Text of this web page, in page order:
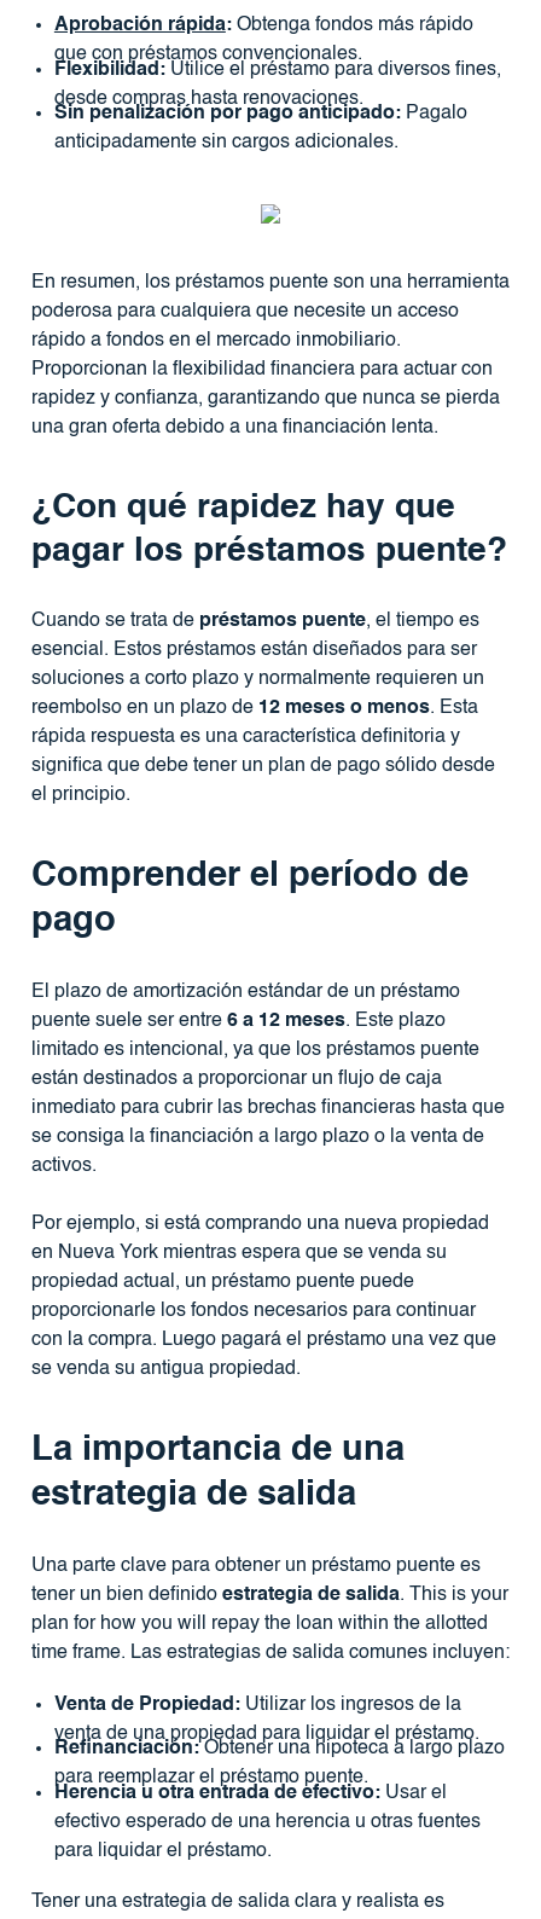
Aprobación rápida:Obtenga fondos más rápido
que con préstamos convencionales.
Flexibilidad:Utilice el préstamo para diversos fines,
desde compras hasta renovaciones.
Sin penalización por pago anticipado:Pagalo
anticipadamente sin cargos adicionales.
En resumen, los préstamos puente son una herramienta
poderosa para cualquiera que necesite un acceso
rápido a fondos en el mercado inmobiliario.
Proporcionan la flexibilidad financiera para actuar con
rapidez y confianza, garantizando que nunca se pierda
una gran oferta debido a una financiación lenta.
¿Con qué rapidez hay que
pagar los préstamos puente?
Cuando se trata de préstamos puente, el tiempo es
esencial. Estos préstamos están diseñados para ser
soluciones a corto plazo y normalmente requieren un
reembolso en un plazo de 12 meses o menos. Esta
rápida respuesta es una característica definitoria y
significa que debe tener un plan de pago sólido desde
el principio.
Comprender el período de
pago
El plazo de amortización estándar de un préstamo
puente suele ser entre 6 a 12 meses. Este plazo
limitado es intencional, ya que los préstamos puente
están destinados a proporcionar un flujo de caja
inmediato para cubrir las brechas financieras hasta que
se consiga la financiación a largo plazo o la venta de
activos.
Por ejemplo, si está comprando una nueva propiedad
en Nueva York mientras espera que se venda su
propiedad actual, un préstamo puente puede
proporcionarle los fondos necesarios para continuar
con la compra. Luego pagará el préstamo una vez que
se venda su antigua propiedad.
La importancia de una
estrategia de salida
Una parte clave para obtener un préstamo puente es
tener un bien definido estrategia de salida. This is your
plan for how you will repay the loan within the allotted
time frame. Las estrategias de salida comunes incluyen:
Venta de Propiedad:Utilizar los ingresos de la
venta de una propiedad para liquidar el préstamo.
Refinanciación:Obtener una hipoteca a largo plazo
para reemplazar el préstamo puente.
Herencia u otra entrada de efectivo:Usar el
efectivo esperado de una herencia u otras fuentes
para liquidar el préstamo.
Tener una estrategia de salida clara y realista es